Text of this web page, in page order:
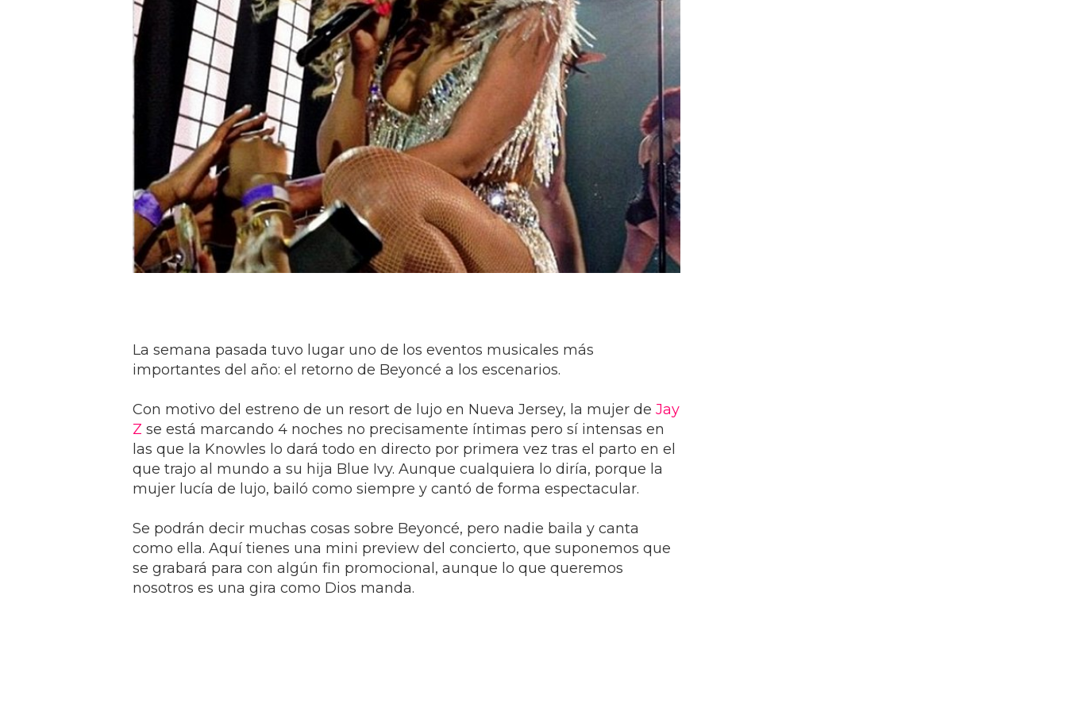
La semana pasada tuvo lugar uno de los eventos musicales más
importantes del año: el retorno de Beyoncé a los escenarios.
Con motivo del estreno de un resort de lujo en Nueva Jersey, la mujer de Jay
Z se está marcando 4 noches no precisamente íntimas pero sí intensas en
las que la Knowles lo dará todo en directo por primera vez tras el parto en el
que trajo al mundo a su hija Blue Ivy. Aunque cualquiera lo diría, porque la
mujer lucía de lujo, bailó como siempre y cantó de forma espectacular.
Se podrán decir muchas cosas sobre Beyoncé, pero nadie baila y canta
como ella. Aquí tienes una mini preview del concierto, que suponemos que
se grabará para con algún fin promocional, aunque lo que queremos
nosotros es una gira como Dios manda.